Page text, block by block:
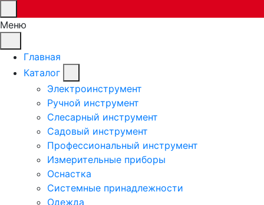
Меню
Главная
Каталог
Электроинструмент
Ручной инструмент
Слесарный инструмент
Садовый инструмент
Профессиональный инструмент
Измерительные приборы
Оснастка
Системные принадлежности
Одежда